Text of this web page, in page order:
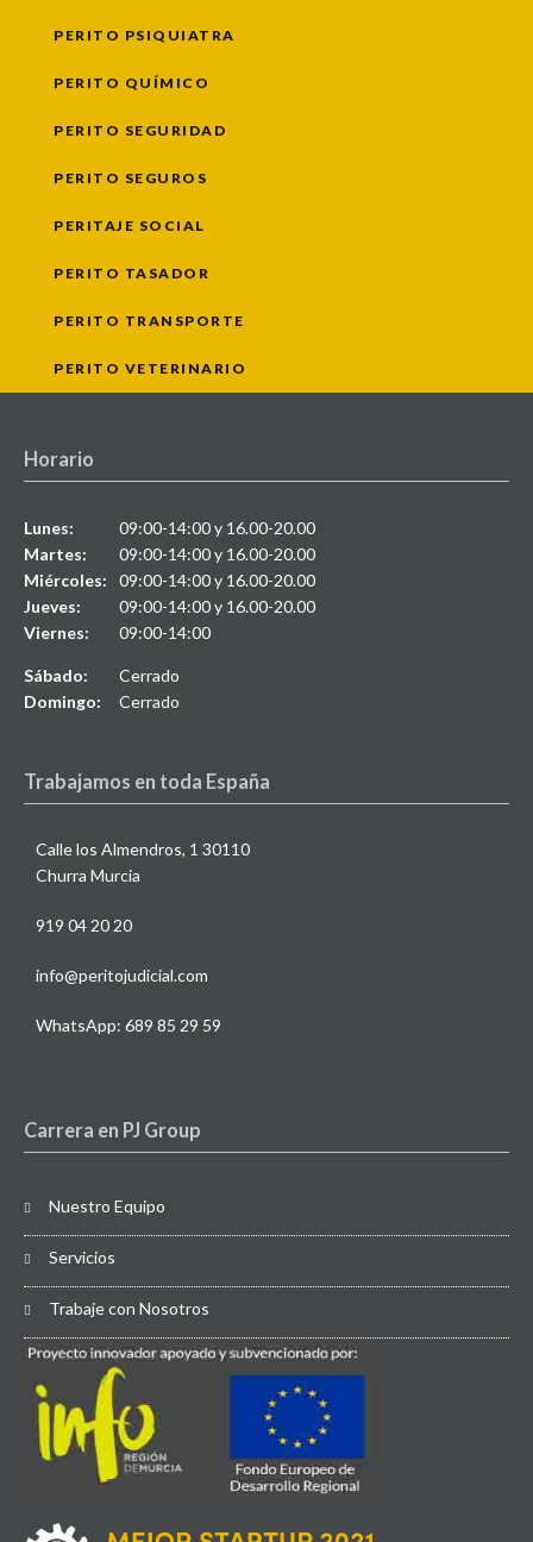
PERITO PSIQUIATRA
PERITO QUÍMICO
PERITO SEGURIDAD
PERITO SEGUROS
PERITAJE SOCIAL
PERITO TASADOR
PERITO TRANSPORTE
PERITO VETERINARIO
Horario
Lunes:
09:00-14:00 y 16.00-20.00
Martes:
09:00-14:00 y 16.00-20.00
Miércoles:
09:00-14:00 y 16.00-20.00
Jueves:
09:00-14:00 y 16.00-20.00
Viernes:
09:00-14:00
Sábado:
Cerrado
Domingo:
Cerrado
Trabajamos en toda España
Calle los Almendros, 1 30110
Churra Murcia
919 04 20 20
info@peritojudicial.com
WhatsApp: 689 85 29 59
Carrera en PJ Group
Nuestro Equipo
Servicios
Trabaje con Nosotros